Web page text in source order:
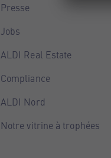
Presse
Jobs
ALDI Real Estate
Compliance
ALDI Nord
Notre vitrine à trophées